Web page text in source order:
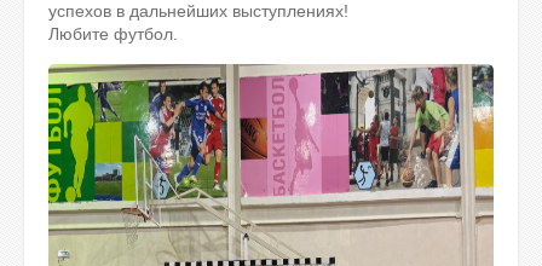
успехов в дальнейших выступлениях!
Любите футбол.